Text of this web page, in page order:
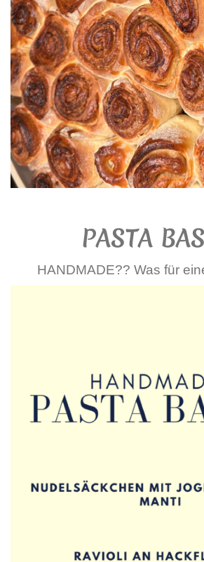
PASTA
HANDMADE?? Was für